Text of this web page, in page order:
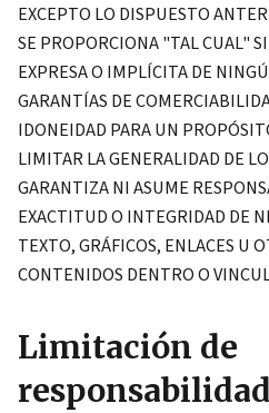
EXCEPTO LO DISPUESTO
SE PROPORCIONA "TAL CUAL"
EXPRESA O IMPLÍCITA DE
GARANTÍAS DE
IDONEIDAD PARA UN
LIMITAR LA GENERALIDAD DE
GARANTIZA NI ASUME
EXACTITUD O INTEGRIDAD DE
TEXTO, GRÁFICOS, ENLACES U
CONTENIDOS DENTRO O
Limitación de
responsabilidad